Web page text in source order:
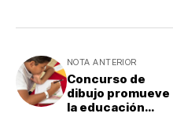
NOTA ANTERIOR
Concurso de
dibujo promueve
la educación